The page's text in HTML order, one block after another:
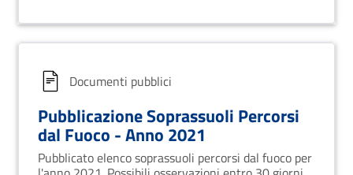
Documenti pubblici
Pubblicazione Soprassuoli Percorsi
dal Fuoco - Anno 2021
Pubblicato elenco soprassuoli percorsi dal fuoco per